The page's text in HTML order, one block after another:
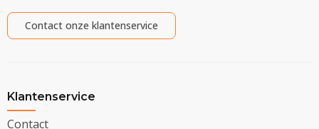
Contact onze klantenservice
Klantenservice
Contact